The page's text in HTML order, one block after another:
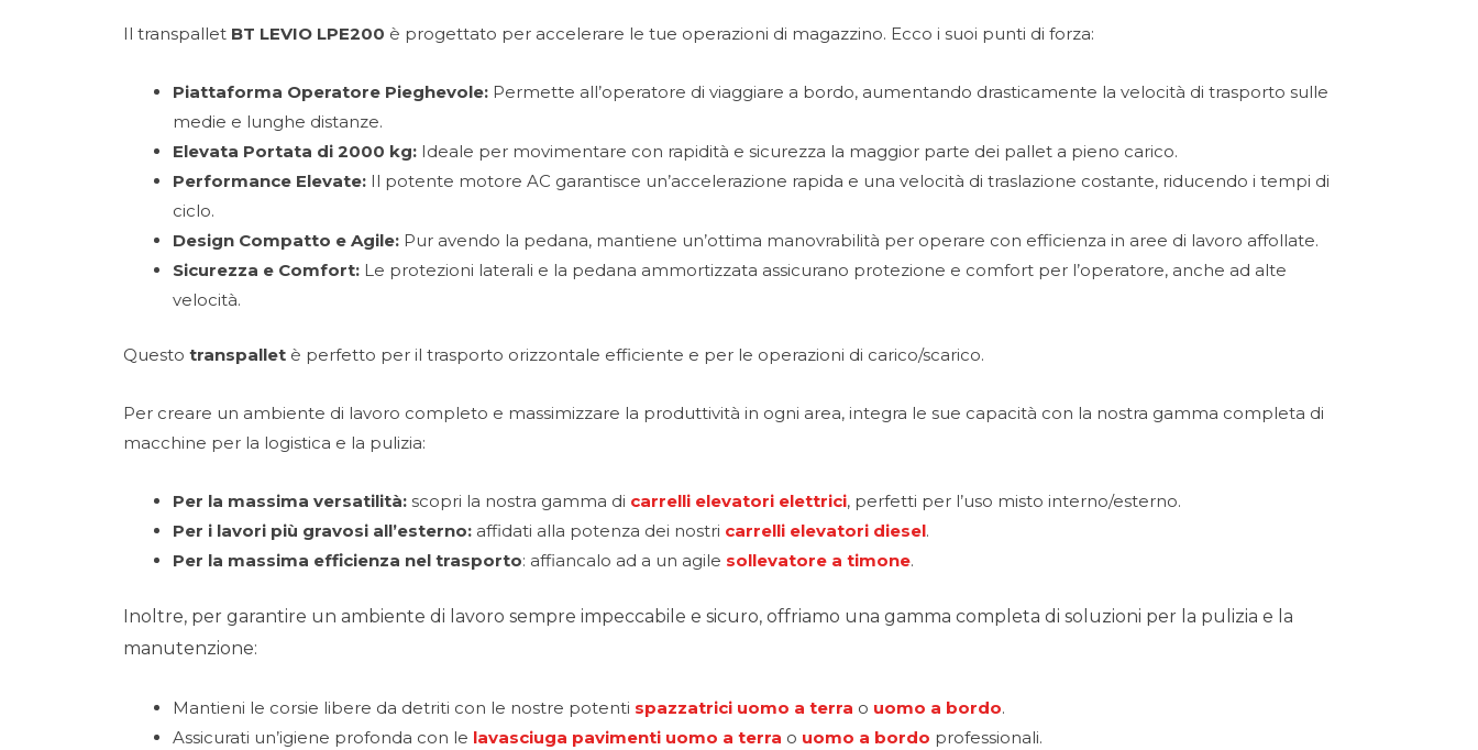
Il transpallet BT LEVIO LPE200 è progettato per accelerare le tue operazioni di magazzino. Ecco i suoi punti di forza:
Piattaforma Operatore Pieghevole: Permette all’operatore di viaggiare a bordo, aumentando drasticamente la velocità di trasporto sulle
medie e lunghe distanze.
Elevata Portata di 2000 kg: Ideale per movimentare con rapidità e sicurezza la maggior parte dei pallet a pieno carico.
Performance Elevate: Il potente motore AC garantisce un’accelerazione rapida e una velocità di traslazione costante, riducendo i tempi di
ciclo.
Design Compatto e Agile: Pur avendo la pedana, mantiene un’ottima manovrabilità per operare con efficienza in aree di lavoro affollate.
Sicurezza e Comfort: Le protezioni laterali e la pedana ammortizzata assicurano protezione e comfort per l’operatore, anche ad alte
velocità.
Questo transpallet è perfetto per il trasporto orizzontale efficiente e per le operazioni di carico/scarico.
Per creare un ambiente di lavoro completo e massimizzare la produttività in ogni area, integra le sue capacità con la nostra gamma completa di
macchine per la logistica e la pulizia:
Per la massima versatilità: scopri la nostra gamma di carrelli elevatori elettrici, perfetti per l’uso misto interno/esterno.
Per i lavori più gravosi all’esterno: affidati alla potenza dei nostri carrelli elevatori diesel.
Per la massima efficienza nel trasporto: affiancalo ad a un agile sollevatore a timone.
Inoltre, per garantire un ambiente di lavoro sempre impeccabile e sicuro, offriamo una gamma completa di soluzioni per la pulizia e la
manutenzione:
Mantieni le corsie libere da detriti con le nostre potenti spazzatrici uomo a terra o uomo a bordo.
Assicurati un’igiene profonda con le lavasciuga pavimenti uomo a terra o uomo a bordo professionali.